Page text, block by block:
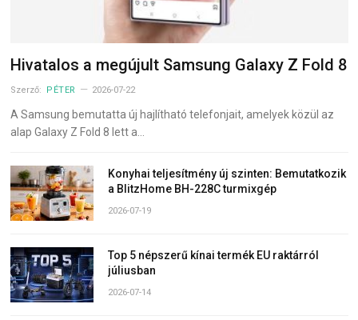
Hivatalos a megújult Samsung Galaxy Z Fold 8
Szerző: PÉTER 2026-07-22
A Samsung bemutatta új hajlítható telefonjait, amelyek közül az
alap Galaxy Z Fold 8 lett a…
Konyhai teljesítmény új szinten: Bemutatkozik
a BlitzHome BH-228C turmixgép
2026-07-19
Top 5 népszerű kínai termék EU raktárról
júliusban
2026-07-14